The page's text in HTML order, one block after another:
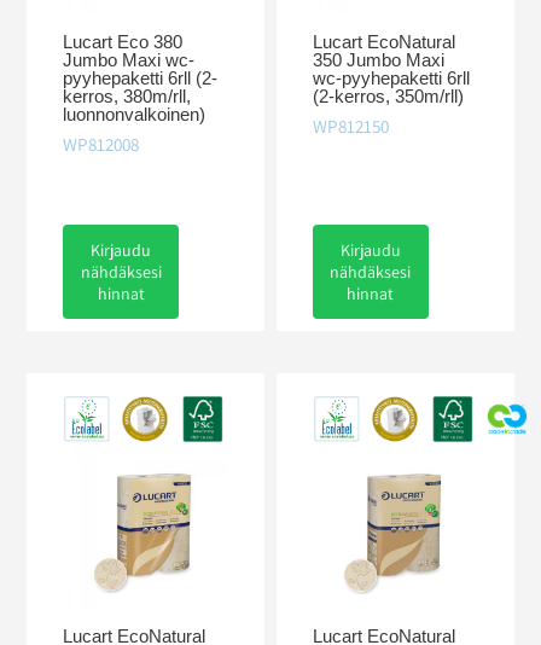
Lucart Eco 380
Jumbo Maxi wc-
pyyhepaketti 6rll (2-
kerros, 380m/rll,
luonnonvalkoinen)
WP812008
Kirjaudu
nähdäksesi
hinnat
Lucart EcoNatural
350 Jumbo Maxi
wc-pyyhepaketti 6rll
(2-kerros, 350m/rll)
WP812150
Kirjaudu
nähdäksesi
hinnat
Lucart EcoNatural
Lucart EcoNatural